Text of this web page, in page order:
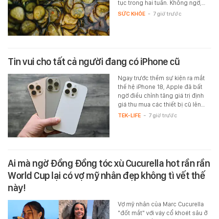
tục trong hai tuần. Không ngờ,…
SỨC KHỎE - 7 giờ trước
Tin vui cho tất cả người đang có iPhone cũ
Ngay trước thềm sự kiện ra mắt
thế hệ iPhone 18, Apple đã bất
ngờ điều chỉnh tăng giá trị định
giá thu mua các thiết bị cũ lên…
TEK-LIFE - 7 giờ trước
Ai mà ngờ Đồng Đồng tóc xù Cucurella hot rần rần
World Cup lại có vợ mỹ nhân đẹp không tì vết thế
này!
Vợ mỹ nhân của Marc Cucurella
"đốt mắt" với váy cổ khoét sâu ở